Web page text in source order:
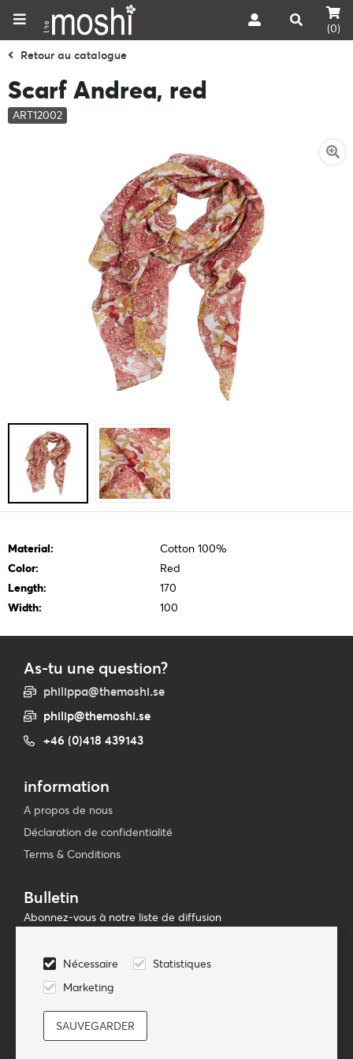
Nécessaire
Statistiques
Marketing
(0)
Retour au catalogue
Scarf Andrea, red
ART12002
Material:
Cotton 100%
Color:
Red
Length:
170
Width:
100
As-tu une question?
philippa@themoshi.se
philip@themoshi.se
+46 (0)418 439143
information
A propos de nous
Déclaration de confidentialité
Terms & Conditions
Bulletin
Abonnez-vous à notre liste de diffusion
Suivez-nous